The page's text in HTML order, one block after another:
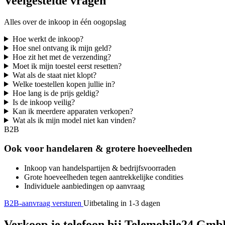
Alles over de inkoop in één oogopslag
Hoe werkt de inkoop?
Hoe snel ontvang ik mijn geld?
Hoe zit het met de verzending?
Moet ik mijn toestel eerst resetten?
Wat als de staat niet klopt?
Welke toestellen kopen jullie in?
Hoe lang is de prijs geldig?
Is de inkoop veilig?
Kan ik meerdere apparaten verkopen?
Wat als ik mijn model niet kan vinden?
B2B
Ook voor handelaren & grotere hoeveelheden
Inkoop van handelspartijen & bedrijfsvoorraden
Grote hoeveelheden tegen aantrekkelijke condities
Individuele aanbiedingen op aanvraag
B2B-aanvraag versturen Uitbetaling in 1-3 dagen